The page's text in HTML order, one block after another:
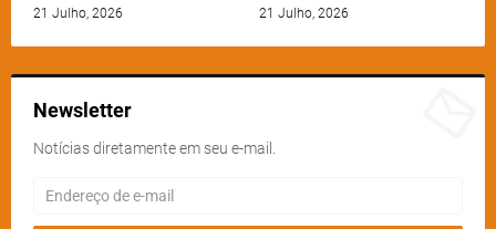
21 Julho, 2026 21 Julho, 2026
Newsletter
Notícias diretamente em seu e-mail.